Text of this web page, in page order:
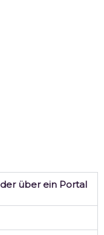
über ein Portal